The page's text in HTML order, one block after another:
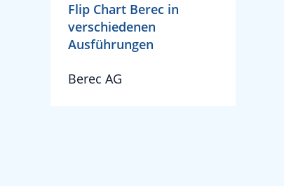
Flip Chart Berec in
verschiedenen
Ausführungen
Berec AG